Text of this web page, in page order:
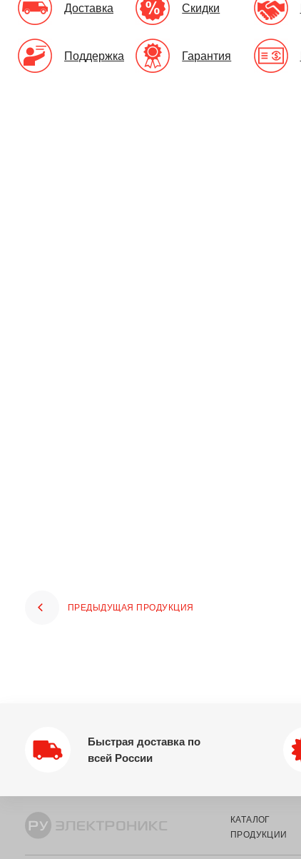
Доставка Скидки
Поддержка Гарантия
ПРЕДЫДУЩАЯ ПРОДУКЦИЯ
Быстрая доставка по
всей России
КАТАЛОГ
ПРОДУКЦИИ